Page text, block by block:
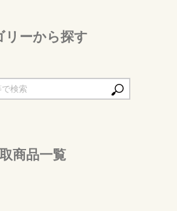
リーから探す
商品一覧